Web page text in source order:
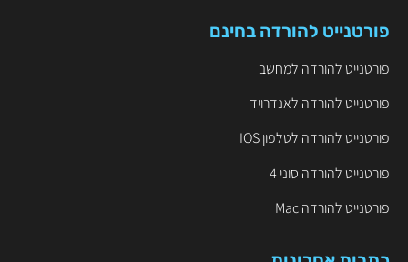
פורטנייט להורדה בחינם
פורטנייט להורדה למחשב
פורטנייט להורדה לאנדרויד
פורטנייט להורדה לטלפון IOS
פורטנייט להורדה סוני 4
פורטנייט להורדה Mac